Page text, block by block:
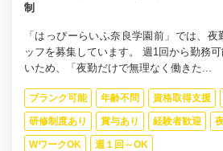
制
「はっぴーらいふ奈良学園前」では、
ッフを募集しています。 週1回から勤務
いため、「夜勤だけで無理なく働きた...
ブランク可能 年齢不問 資格取得支援
研修制度あり 賞与あり 経験者歓迎
WワークOK 週１回～OK